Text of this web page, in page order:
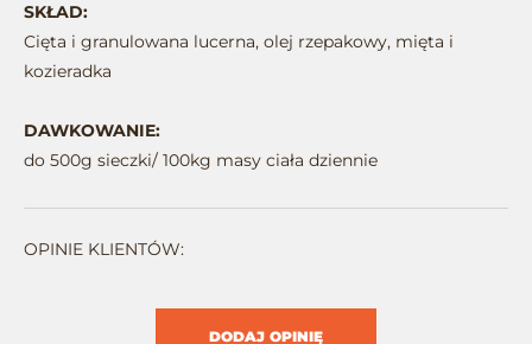
SKŁAD:
Cięta i granulowana lucerna, olej rzepakowy, mięta i
kozieradka
DAWKOWANIE:
do 500g sieczki/ 100kg masy ciała dziennie
OPINIE KLIENTÓW:
DODAJ OPINIĘ